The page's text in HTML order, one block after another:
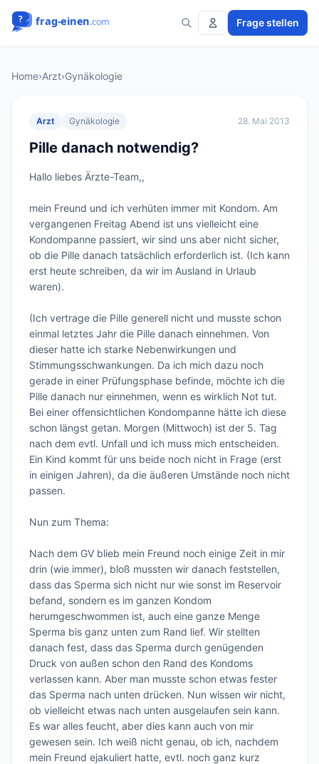
Frage stellen
Home›Arzt›Gynäkologie
Arzt Gynäkologie 28. Mai 2013
Pille danach notwendig?
Hallo liebes Ärzte-Team,,
mein Freund und ich verhüten immer mit Kondom. Am
vergangenen Freitag Abend ist uns vielleicht eine
Kondompanne passiert, wir sind uns aber nicht sicher,
ob die Pille danach tatsächlich erforderlich ist. (Ich kann
erst heute schreiben, da wir im Ausland in Urlaub
waren).
(Ich vertrage die Pille generell nicht und musste schon
einmal letztes Jahr die Pille danach einnehmen. Von
dieser hatte ich starke Nebenwirkungen und
Stimmungsschwankungen. Da ich mich dazu noch
gerade in einer Prüfungsphase befinde, möchte ich die
Pille danach nur einnehmen, wenn es wirklich Not tut.
Bei einer offensichtlichen Kondompanne hätte ich diese
schon längst getan. Morgen (Mittwoch) ist der 5. Tag
nach dem evtl. Unfall und ich muss mich entscheiden.
Ein Kind kommt für uns beide noch nicht in Frage (erst
in einigen Jahren), da die äußeren Umstände noch nicht
passen.
Nun zum Thema:
Nach dem GV blieb mein Freund noch einige Zeit in mir
drin (wie immer), bloß mussten wir danach feststellen,
dass das Sperma sich nicht nur wie sonst im Reservoir
befand, sondern es im ganzen Kondom
herumgeschwommen ist, auch eine ganze Menge
Sperma bis ganz unten zum Rand lief. Wir stellten
danach fest, dass das Sperma durch genügenden
Druck von außen schon den Rand des Kondoms
verlassen kann. Aber man musste schon etwas fester
das Sperma nach unten drücken. Nun wissen wir nicht,
ob vielleicht etwas nach unten ausgelaufen sein kann.
Es war alles feucht, aber dies kann auch von mir
gewesen sein. Ich weiß nicht genau, ob ich, nachdem
mein Freund ejakuliert hatte, evtl. noch ganz kurz